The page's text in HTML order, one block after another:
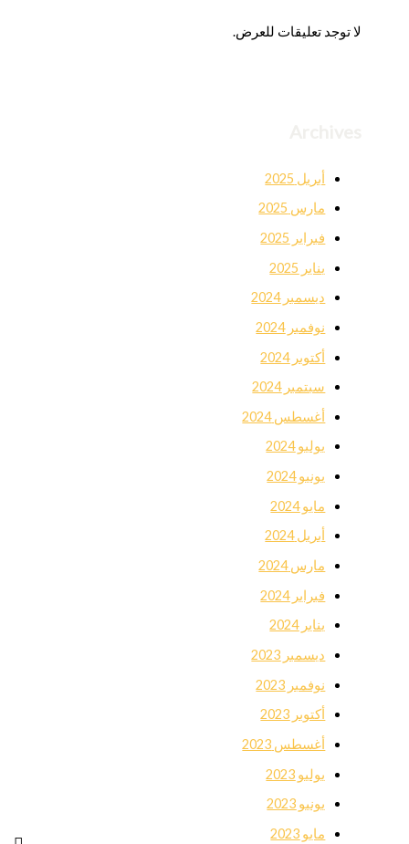
لا توجد تعليقات للعرض.
أبريل 2025
مارس 2025
فبراير 2025
يناير 2025
ديسمبر 2024
نوفمبر 2024
أكتوبر 2024
سبتمبر 2024
أغسطس 2024
يوليو 2024
يونيو 2024
مايو 2024
أبريل 2024
مارس 2024
فبراير 2024
يناير 2024
ديسمبر 2023
نوفمبر 2023
أكتوبر 2023
أغسطس 2023
يوليو 2023
يونيو 2023
مايو 2023